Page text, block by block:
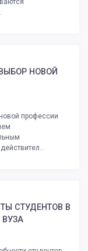
НОВОЙ
профессии
СТУДЕНТОВ В